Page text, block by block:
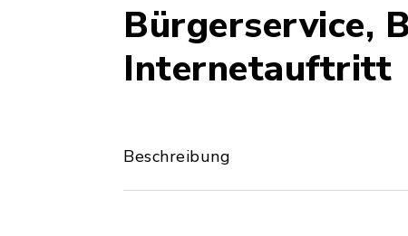
Bürgerservice,
Internetauftritt
Beschreibung